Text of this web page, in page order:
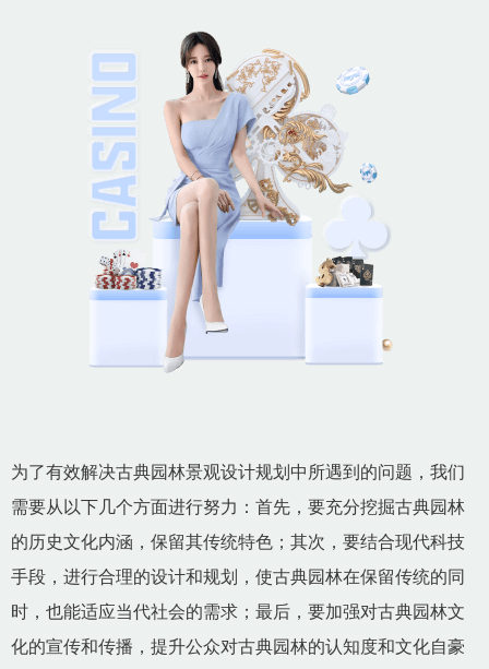
为了有效解决古典园林景观设计规划中所遇到的问题，我们
需要从以下几个方面进行努力：首先，要充分挖掘古典园林
的历史文化内涵，保留其传统特色；其次，要结合现代科技
手段，进行合理的设计和规划，使古典园林在保留传统的同
时，也能适应当代社会的需求；最后，要加强对古典园林文
化的宣传和传播，提升公众对古典园林的认知度和文化自豪